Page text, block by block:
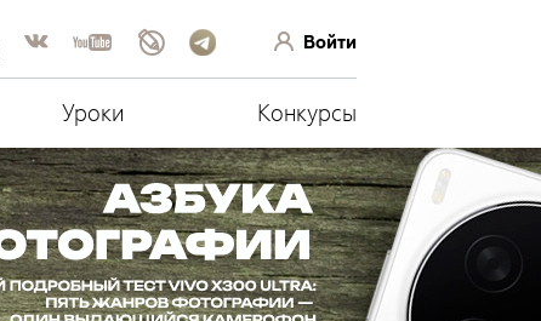
Войти
Уроки Конкурсы